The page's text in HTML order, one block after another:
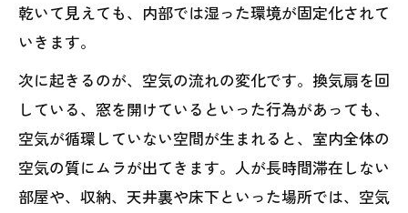
乾いて見えても、内部では湿った環境が固定化されて
いきます。
次に起きるのが、空気の流れの変化です。換気扇を回
している、窓を開けているといった行為があっても、
空気が循環していない空間が生まれると、室内全体の
空気の質にムラが出てきます。人が長時間滞在しない
部屋や、収納、天井裏や床下といった場所では、空気